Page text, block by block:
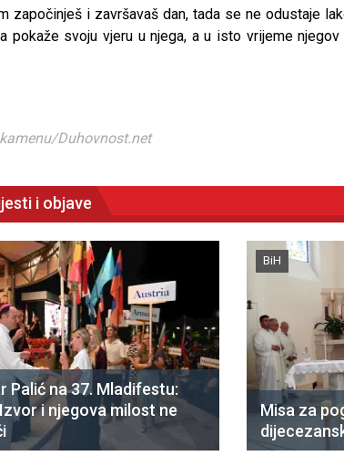
započinješ i završavaš dan, tada se ne odustaje
pokaže svoju vjeru u njega, a u isto vrijeme
Duhovnost.net
i objave
Palić na 37. Mladifestu:
i njegova milost ne
BiH
Misa za
pretvara u optužnicu
CNAK
Smrtovdan